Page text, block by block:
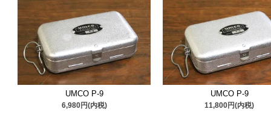
しました。ご検討ください
■2025/1/27ヘドン＆
ノー
物追加しました。良い状態
■2025/1/22レーベル＆ト
是非ご検討ください。
UMCO P-9
6,980円(内税)
UMCO P-9
11,800円(内税)